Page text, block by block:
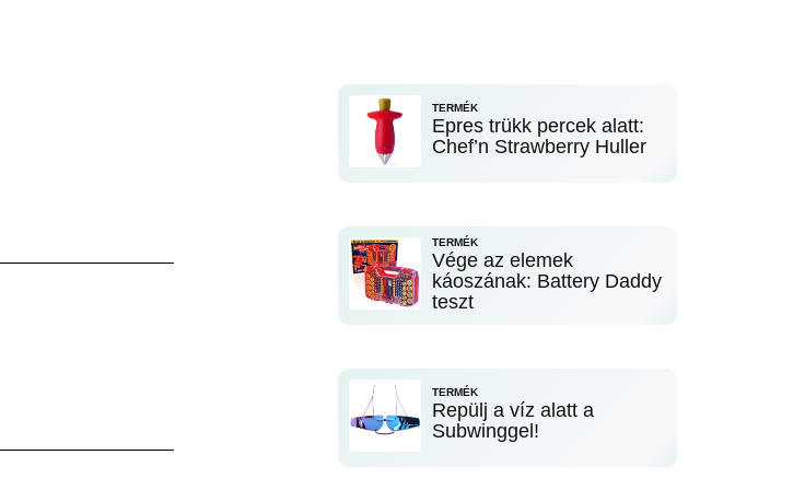
TERMÉK
Epres trükk percek alatt:
Chef’n Strawberry Huller
TERMÉK
Vége az elemek
káoszának: Battery Daddy
teszt
TERMÉK
Repülj a víz alatt a
Subwinggel!